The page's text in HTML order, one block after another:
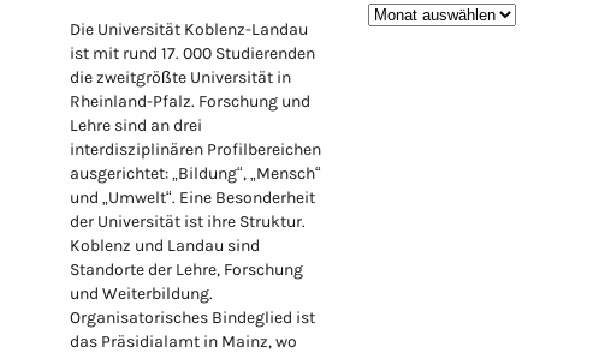
Die Universität Koblenz-Landau
ist mit rund 17. 000 Studierenden
die zweitgrößte Universität in
Rheinland-Pfalz. Forschung und
Lehre sind an drei
interdisziplinären Profilbereichen
ausgerichtet: „Bildung“, „Mensch“
und „Umwelt“. Eine Besonderheit
der Universität ist ihre Struktur.
Koblenz und Landau sind
Standorte der Lehre, Forschung
und Weiterbildung.
Organisatorisches Bindeglied ist
das Präsidialamt in Mainz, wo
Blogarchiv